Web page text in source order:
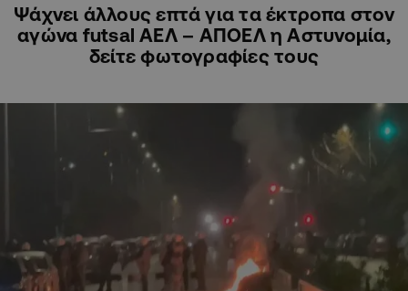
Ψάχνει άλλους επτά για τα έκτροπα στον
αγώνα futsal ΑΕΛ – ΑΠΟΕΛ η Αστυνομία,
δείτε φωτογραφίες τους